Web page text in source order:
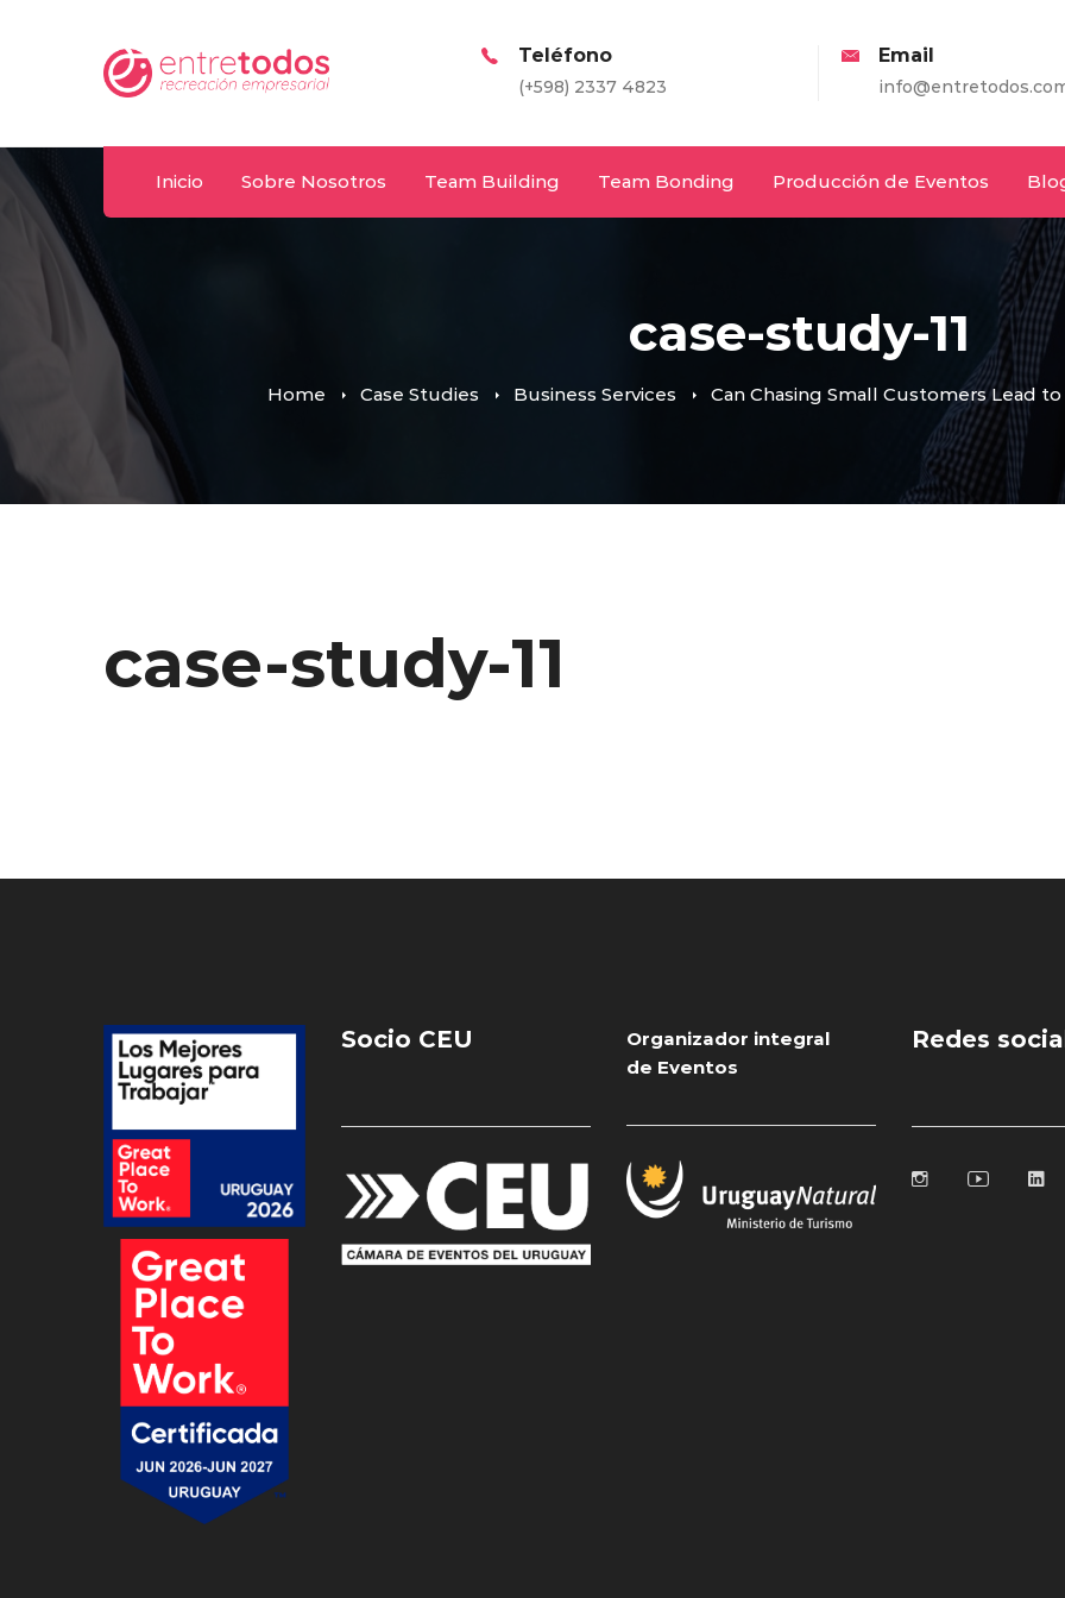
Whatsapp
092 487 198
Teléfono
(+598) 2337 4823
Email
Inicio Sobre Nosotros Team Building Team Bonding Producción de Eventos
case-study-11
Home Case Studies Business Services Can Chasing Small Customers Lead
case-study-11
Socio CEU
Organizador integral
de Eventos
Redes